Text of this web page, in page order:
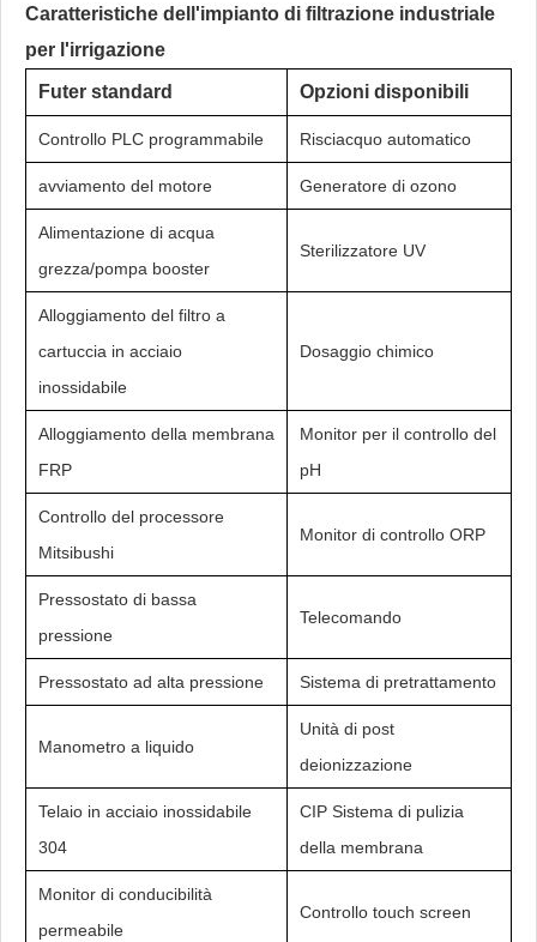
Caratteristiche dell'impianto di filtrazione industriale
per l'irrigazione
Futer standard Opzioni disponibili
Controllo PLC programmabile Risciacquo automatico
avviamento del motore Generatore di ozono
Alimentazione di acqua
grezza/pompa booster
Sterilizzatore UV
Alloggiamento del filtro a
cartuccia in acciaio
inossidabile
Dosaggio chimico
Alloggiamento della membrana
FRP
Monitor per il controllo del
pH
Controllo del processore
Mitsibushi
Monitor di controllo ORP
Pressostato di bassa
pressione
Telecomando
Pressostato ad alta pressione Sistema di pretrattamento
Manometro a liquido
Unità di post
deionizzazione
Telaio in acciaio inossidabile
304
CIP Sistema di pulizia
della membrana
Monitor di conducibilità
permeabile
Controllo touch screen